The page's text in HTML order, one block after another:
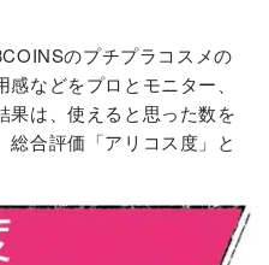
のプチプラコスメの
などをプロとモニター、
果は、使えると思った数を
総合評価「アリコス度」と